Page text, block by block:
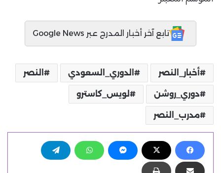
تابع آخر أخبار المدرج عبر Google News
أخبار_النصر الدوري_السعودي النصر
دوري_روشن لويس_كاسترو
مدرب_النصر